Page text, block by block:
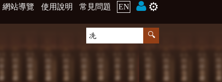
網站導覽 使用說明 常見問題 EN ⚙️